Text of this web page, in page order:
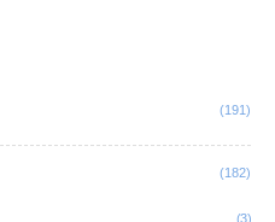
(191)
(182)
(3)